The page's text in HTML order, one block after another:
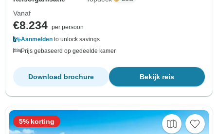
Vanaf
€8.234 per persoon
Aanmelden to unlock savings
Prijs gebaseerd op gedeelde kamer
Bekijk reis
Download brochure
5% korting